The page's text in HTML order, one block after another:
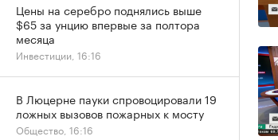
Цены на серебро поднялись выше
$65 за унцию впервые за полтора
месяца
Инвестиции, 16:16
В Люцерне пауки спровоцировали 19
ложных вызовов пожарных к мосту
Общество, 16:16